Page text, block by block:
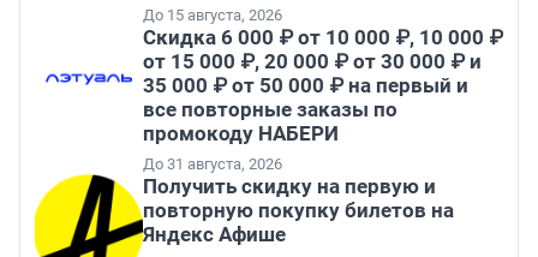
До 15 августа, 2026
Скидка 6 000 ₽ от 10 000 ₽, 10 000 ₽
от 15 000 ₽, 20 000 ₽ от 30 000 ₽ и
35 000 ₽ от 50 000 ₽ на первый и
все повторные заказы по
промокоду НАБЕРИ
До 31 августа, 2026
Получить скидку на первую и
повторную покупку билетов на
Яндекс Афише